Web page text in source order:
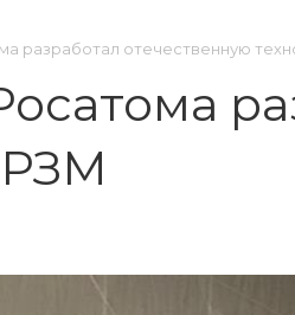
разработал отечественную